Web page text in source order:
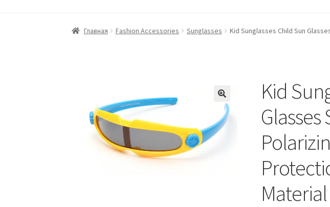
Главная Fashion Accessories Sunglasses Kid Sunglasses Child Sun
Kid
Glasses